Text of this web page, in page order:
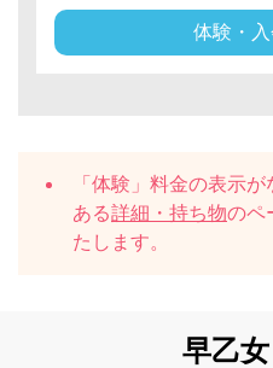
体験・
「体験」料金の表示
ある詳細・持ち物のペ
たします。
早乙